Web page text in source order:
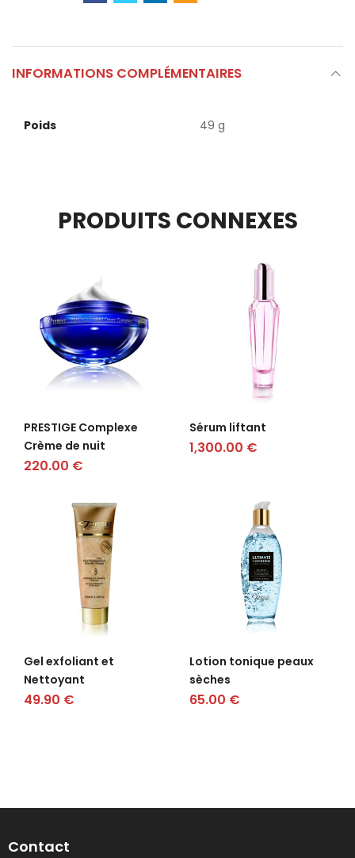
INFORMATIONS COMPLÉMENTAIRES
Poids 49 g
PRODUITS CONNEXES
PRESTIGE Complexe
Crème de nuit
220.00 €
Sérum liftant
1,300.00 €
Gel exfoliant et
Nettoyant
49.90 €
Lotion tonique peaux
sèches
65.00 €
Contact